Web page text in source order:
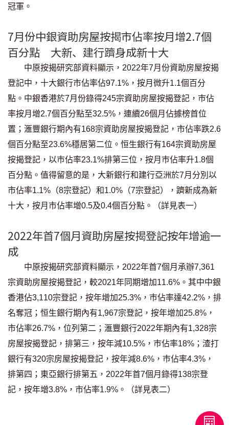
冠軍。
7月份中銀資助房屋按揭市佔率按月增2.7個
百分點 大新、建行躋身成新十大
中原按揭研究部資料顯示，2022年7月份資助房屋按揭
登記中，十大銀行市佔率佔97.1%，按月微升1.1個百分
點。中銀香港於7月份錄得245宗資助房屋按揭登記，巿佔
率按月增2.7個百分點至32.5%，連續26個月佔據榜首位
置；滙豐銀行期內有168宗資助房屋按揭登記，市佔率跌2.6
個百分點至23.6%穩居第二位。恒生銀行有164宗資助房屋
按揭登記，以巿佔率23.1%排第三位，按月巿佔率升1.8個
百分點。值得留意的是，大新銀行和建行亞洲於7月分別以
市佔率1.1%（8宗登記）和1.0%（7宗登記），躋新成為新
十大，按月市佔率增0.5及0.4個百分點。（詳見表一）
2022年首7個月資助房屋按揭登記按年增逾一
成
中原按揭研究部資料顯示，2022年首7個月承辦7,361
宗資助房屋按揭登記，較2021年同期增加11.6%。其中中銀
香港佔3,110宗登記，按年增加25.3%，巿佔率達42.2%，排
名奪冠；恒生銀行期內有1,967宗登記，按年增加25.8%，
市佔率26.7%，位列第二；滙豐銀行2022年期內有1,328宗
房屋按揭登記，排第三，按年減10.5%，巿佔率18%；渣打
銀行有320宗房屋按揭登記，按年減8.6%，巿佔率4.3%，
排第四；東亞銀行排第五，2022年首7個月錄得138宗登
記，按年增3.8%，市佔率1.9%。（詳見表二）